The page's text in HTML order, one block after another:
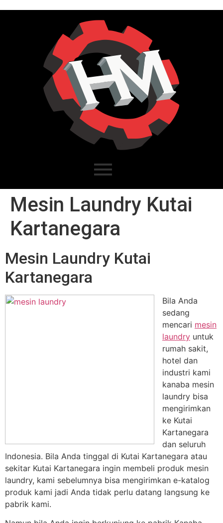
Mesin Laundry Kutai
Kartanegara
Mesin Laundry Kutai
Kartanegara
Bila Anda
sedang
mencari mesin
laundry untuk
rumah sakit,
hotel dan
industri kami
kanaba mesin
laundry bisa
mengirimkan
ke Kutai
Kartanegara
dan seluruh
Indonesia. Bila Anda tinggal di Kutai Kartanegara atau
sekitar Kutai Kartanegara ingin membeli produk mesin
laundry, kami sebelumnya bisa mengirimkan e-katalog
produk kami jadi Anda tidak perlu datang langsung ke
pabrik kami.